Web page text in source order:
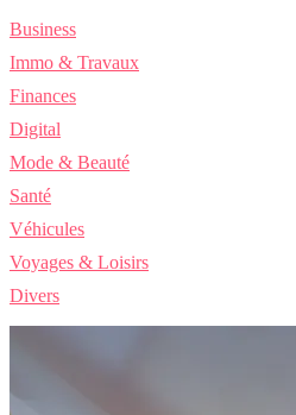
Business
Immo & Travaux
Finances
Digital
Mode & Beauté
Santé
Véhicules
Voyages & Loisirs
Divers